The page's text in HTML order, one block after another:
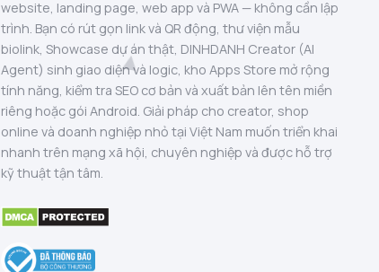
website, landing page, web app và PWA — không cần lập
trình. Bạn có rút gọn link và QR động, thư viện mẫu
biolink, Showcase dự án thật, DINHDANH Creator (AI
Agent) sinh giao diện và logic, kho Apps Store mở rộng
tính năng, kiểm tra SEO cơ bản và xuất bản lên tên miền
riêng hoặc gói Android. Giải pháp cho creator, shop
online và doanh nghiệp nhỏ tại Việt Nam muốn triển khai
nhanh trên mạng xã hội, chuyên nghiệp và được hỗ trợ
kỹ thuật tận tâm.